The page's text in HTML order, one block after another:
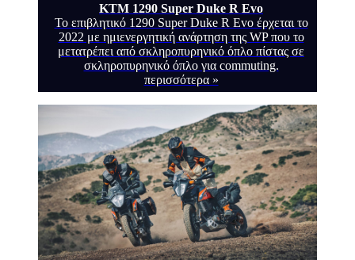
KTM 1290 Super Duke R Evo
Το επιβλητικό 1290 Super Duke R Evo έρχεται το
2022 με ημιενεργητική ανάρτηση της WP που το
μετατρέπει από σκληροπυρηνικό όπλο πίστας σε
σκληροπυρηνικό όπλο για commuting.
περισσότερα »